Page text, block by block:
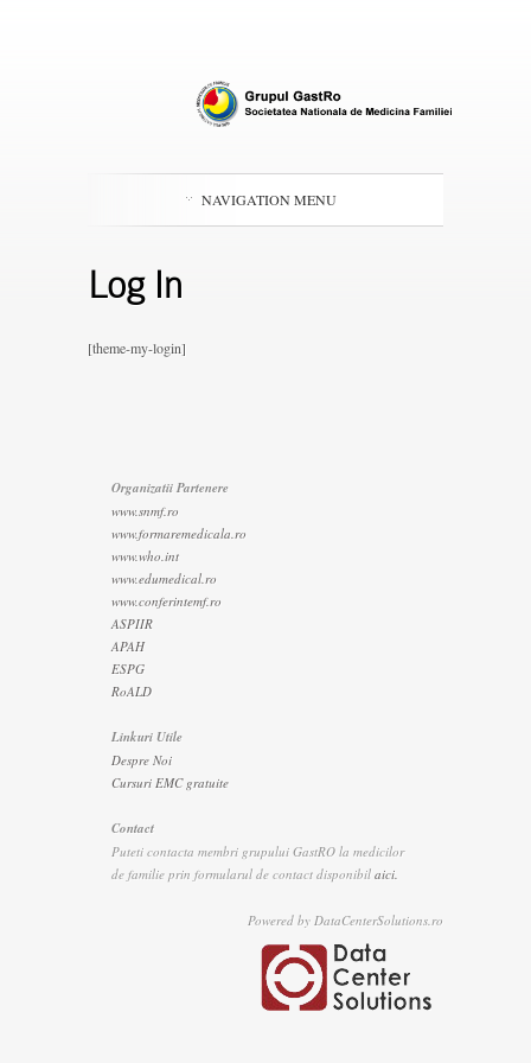
NAVIGATION MENU
Log In
[theme-my-login]
Organizatii Partenere
www.snmf.ro
www.formaremedicala.ro
www.who.int
www.edumedical.ro
www.conferintemf.ro
ASPIIR
APAH
ESPG
RoALD
Linkuri Utile
Despre Noi
Cursuri EMC gratuite
Contact
Puteti contacta membri grupului GastRO la medicilor
de familie prin formularul de contact disponibil aici.
Powered by DataCenterSolutions.ro